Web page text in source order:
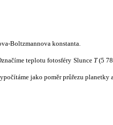
Boltzmannova konstanta.
teplotu fotosféry Slunce T(5
jako poměr průřezu